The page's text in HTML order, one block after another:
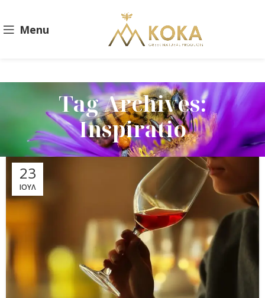
Menu
Tag Archives:
Inspiratio
23
ΙΟΎΛ